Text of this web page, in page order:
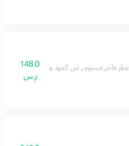
عطر فاخر مستوحى من العود والبخور لحضور مميز
148.0
ر.س